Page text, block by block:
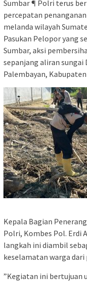
Sumbar ¶ Polri terus
percepatan
melanda wilayah
Pasukan Pelopor yang
Sumbar, aksi
sepanjang aliran sungai
Palembayan,
​Kepala Bagian
Polri, Kombes Pol. Erdi
langkah ini diambil
keselamatan warga
​”Kegiatan ini bertujuan